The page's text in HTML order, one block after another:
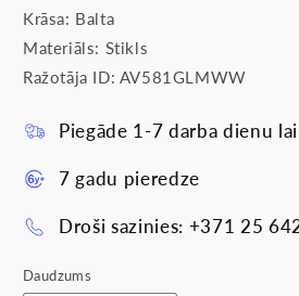
Krāsa: Balta
Materiāls: Stikls
Ražotāja ID: AV581GLMWW
Piegāde 1-7 darba dienu
7 gadu pieredze
Droši sazinies: +371 25
Daudzums